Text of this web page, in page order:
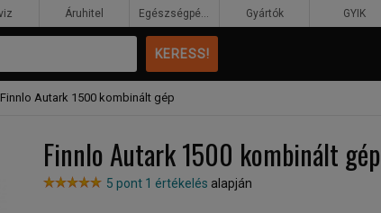
Finnlo Autark 1500 kombinált gép
Finnlo Autark 1500 kombinált gép
5 pont 1 értékelés alapján
Áruhitel Egészségpénztár Gyártók GYIK